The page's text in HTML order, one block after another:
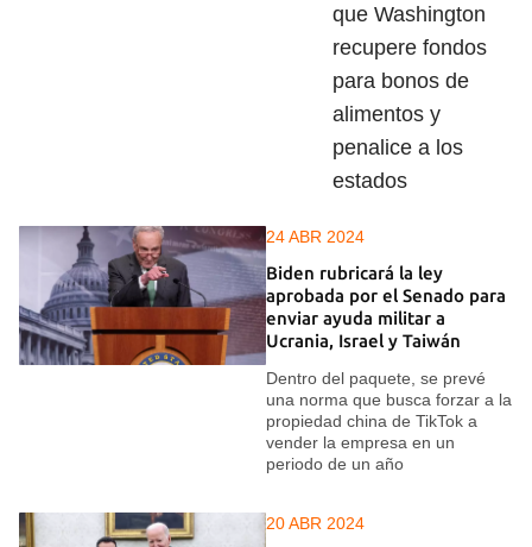
que Washington
recupere fondos
para bonos de
alimentos y
penalice a los
estados
24 ABR 2024
Biden rubricará la ley
aprobada por el Senado para
enviar ayuda militar a
Ucrania, Israel y Taiwán
Dentro del paquete, se prevé
una norma que busca forzar a la
propiedad china de TikTok a
vender la empresa en un
periodo de un año
20 ABR 2024